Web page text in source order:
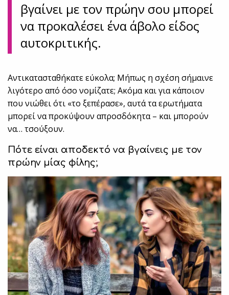
βγαίνει με τον πρώην σου μπορεί
να προκαλέσει ένα άβολο είδος
αυτοκριτικής.
Αντικατασταθήκατε εύκολα; Μήπως η σχέση σήμαινε
λιγότερο από όσο νομίζατε; Ακόμα και για κάποιον
που νιώθει ότι «το ξεπέρασε», αυτά τα ερωτήματα
μπορεί να προκύψουν απροσδόκητα – και μπορούν
να… τσούξουν.
Πότε είναι αποδεκτό να βγαίνεις με τον
πρώην μίας φίλης;